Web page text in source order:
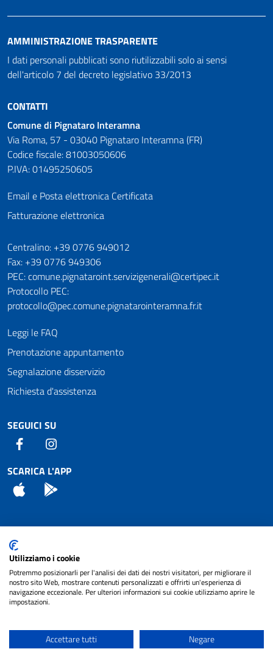
AMMINISTRAZIONE TRASPARENTE
I dati personali pubblicati sono riutilizzabili solo ai sensi
dell'articolo 7 del decreto legislativo 33/2013
CONTATTI
Comune di Pignataro Interamna
Via Roma, 57 - 03040 Pignataro Interamna (FR)
Codice fiscale: 81003050606
P.IVA: 01495250605
Email e Posta elettronica Certificata
Fatturazione elettronica
Numeri utili
Centralino: +39 0776 949012
Fax: +39 0776 949306
PEC: comune.pignataroint.servizigenerali@certipec.it
Protocollo PEC:
protocollo@pec.comune.pignatarointeramna.fr.it
Leggi le FAQ
Prenotazione appuntamento
Segnalazione disservizio
Richiesta d'assistenza
SEGUICI SU
Facebook
SCARICA L'APP
App Store
Attuazione Misure PNRR
Piano di miglioramento del sito
Note legali
cura diNET SMART
Utilizziamo i cookie
Potremmo posizionarli per l'analisi dei dati dei nostri visitatori, per migliorare il
nostro sito Web, mostrare contenuti personalizzati e offrirti un'esperienza di
navigazione eccezionale. Per ulteriori informazioni sui cookie utilizziamo aprire le
impostazioni.
Accettare tutti Negare